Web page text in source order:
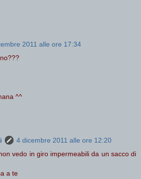
2011 alle ore 17:34
^^
4 dicembre 2011 alle ore 12:20
vedo in giro impermeabili da un sacco di
a te